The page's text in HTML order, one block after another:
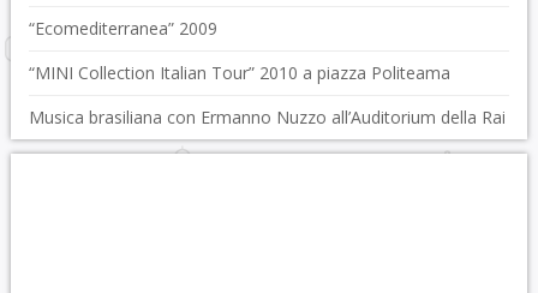
“Ecomediterranea” 2009
“MINI Collection Italian Tour” 2010 a piazza Politeama
Musica brasiliana con Ermanno Nuzzo all’Auditorium della Rai